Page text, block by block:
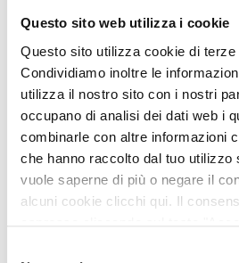
Questo sito web utilizza i cookie
Questo sito utilizza cookie di
Condividiamo inoltre le
utilizza il nostro sito con i nostri
occupano di analisi dei dati web i
combinarle con altre informazioni
che hanno raccolto dal tuo utilizzo
vuole saperne di più o negare il
alcuni cookie clicchi qui. Il
espresso cliccando sul tasto
ricerca compilando i campi
ricerca avanzata proposto di
Contenente
una qualsiasi delle parole
la frase